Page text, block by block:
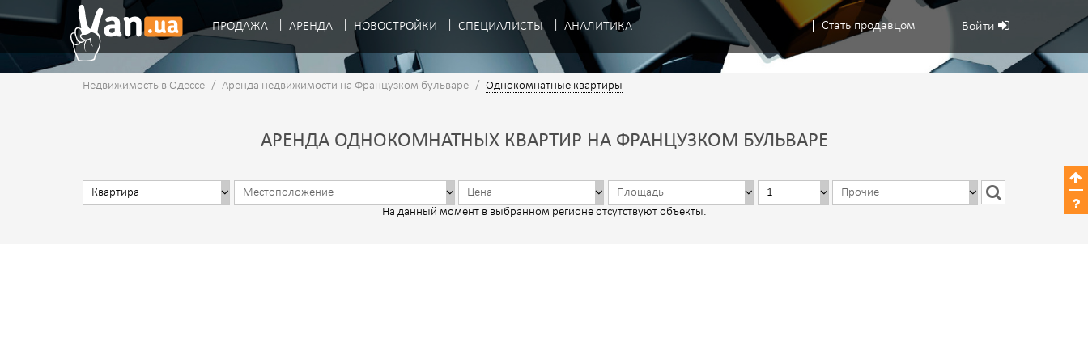
Стать продавцом Войти
ПРОДАЖА АРЕНДА НОВОСТРОЙКИ СПЕЦИАЛИСТЫ АНАЛИТИКА
Недвижимость в Одессе / Аренда недвижимости на Французком бульваре / Однокомнатные квартиры
АРЕНДА ОДНОКОМНАТНЫХ КВАРТИР НА ФРАНЦУЗКОМ БУЛЬВАРЕ
На данный момент в выбранном регионе отсутствуют объекты.